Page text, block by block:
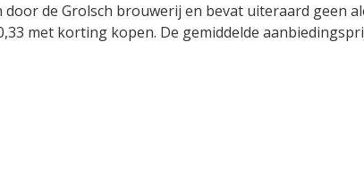
de Grolsch brouwerij en bevat uiteraard geen
met korting kopen. De gemiddelde